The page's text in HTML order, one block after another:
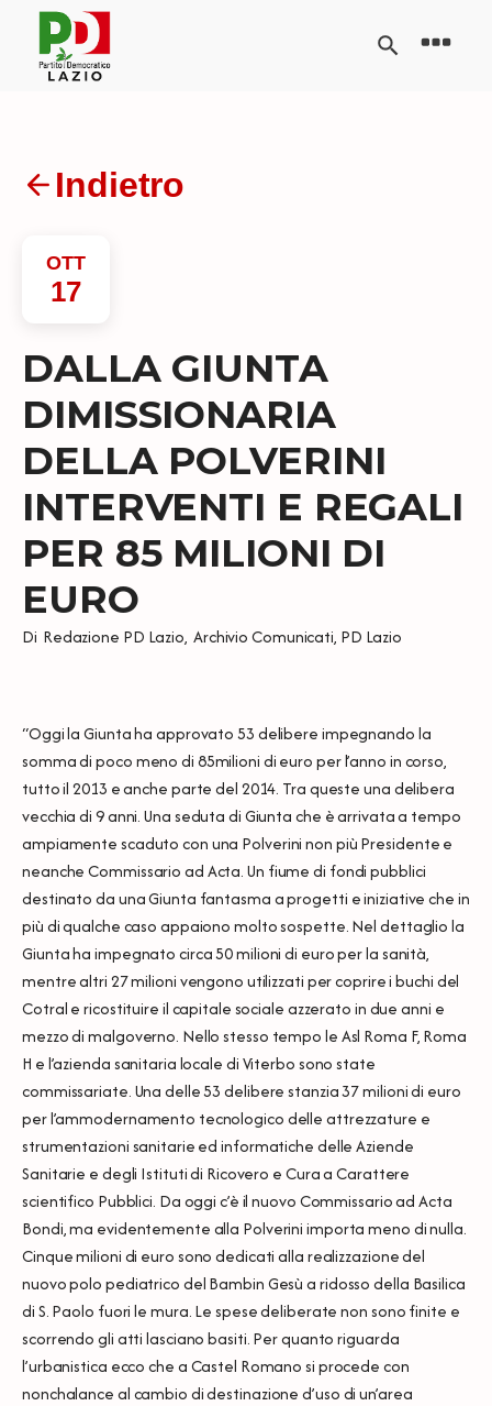
Indietro
OTT
17
DALLA GIUNTA
DIMISSIONARIA
DELLA POLVERINI
INTERVENTI E REGALI
PER 85 MILIONI DI
EURO
Di Redazione PD Lazio, Archivio Comunicati, PD Lazio
“Oggi la Giunta ha approvato 53 delibere impegnando la
somma di poco meno di 85milioni di euro per l’anno in corso,
tutto il 2013 e anche parte del 2014. Tra queste una delibera
vecchia di 9 anni. Una seduta di Giunta che è arrivata a tempo
ampiamente scaduto con una Polverini non più Presidente e
neanche Commissario ad Acta. Un fiume di fondi pubblici
destinato da una Giunta fantasma a progetti e iniziative che in
più di qualche caso appaiono molto sospette. Nel dettaglio la
Giunta ha impegnato circa 50 milioni di euro per la sanità,
mentre altri 27 milioni vengono utilizzati per coprire i buchi del
Cotral e ricostituire il capitale sociale azzerato in due anni e
mezzo di malgoverno. Nello stesso tempo le Asl Roma F, Roma
H e l’azienda sanitaria locale di Viterbo sono state
commissariate. Una delle 53 delibere stanzia 37 milioni di euro
per l’ammodernamento tecnologico delle attrezzature e
strumentazioni sanitarie ed informatiche delle Aziende
Sanitarie e degli Istituti di Ricovero e Cura a Carattere
scientifico Pubblici. Da oggi c’è il nuovo Commissario ad Acta
Bondi, ma evidentemente alla Polverini importa meno di nulla.
Cinque milioni di euro sono dedicati alla realizzazione del
nuovo polo pediatrico del Bambin Gesù a ridosso della Basilica
di S. Paolo fuori le mura. Le spese deliberate non sono finite e
scorrendo gli atti lasciano basiti. Per quanto riguarda
l’urbanistica ecco che a Castel Romano si procede con
nonchalance al cambio di destinazione d’uso di un’area